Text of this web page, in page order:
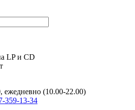
LP и CD
ежедневно (10.00-22.00)
359-13-34